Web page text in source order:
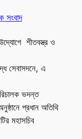
সংবাদ
শীতবস্ত্র ও
সেবাসদনে, এ
ভদন্ত
প্রধান অতিথি
মহাসচিব